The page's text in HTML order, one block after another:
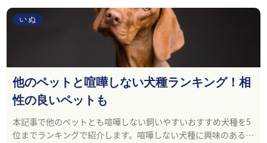
いぬ
他のペットと喧嘩しない犬種ランキング！相
性の良いペットも
本記事で他のペットとも喧嘩しない飼いやすいおすすめ犬種を5
位までランキングで紹介します。喧嘩しない犬種に興味のある方